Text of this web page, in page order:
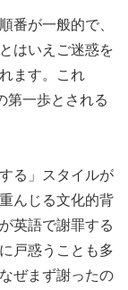
番が一般的で、
はいえご迷惑を
ます。これ
第一歩とされる
る」スタイルが
んじる文化的背
英語で謝罪する
戸惑うことも多
ぜまず謝ったの